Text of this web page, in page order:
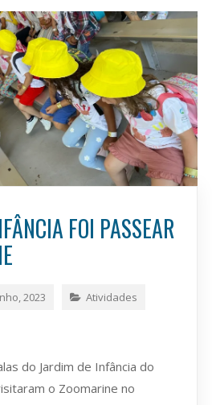
FOI PASSEAR
2023 Atividades
do Jardim de Infância do
o Zoomarine no